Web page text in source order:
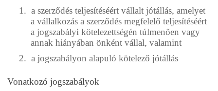
1. a szerződés teljesítéséért vállalt jótállás, amelyet
a vállalkozás a szerződés megfelelő teljesítéséért
a jogszabályi kötelezettségén túlmenően vagy
annak hiányában önként vállal, valamint
2. a jogszabályon alapuló kötelező jótállás
Vonatkozó jogszabályok